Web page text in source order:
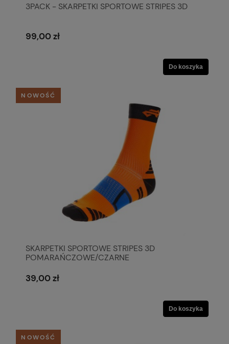
3PACK - SKARPETKI SPORTOWE STRIPES 3D
99,00 zł
Do koszyka
SKARPETKI SPORTOWE STRIPES 3D
POMARAŃCZOWE/CZARNE
39,00 zł
Do koszyka
NOWOŚĆ
NOWOŚĆ